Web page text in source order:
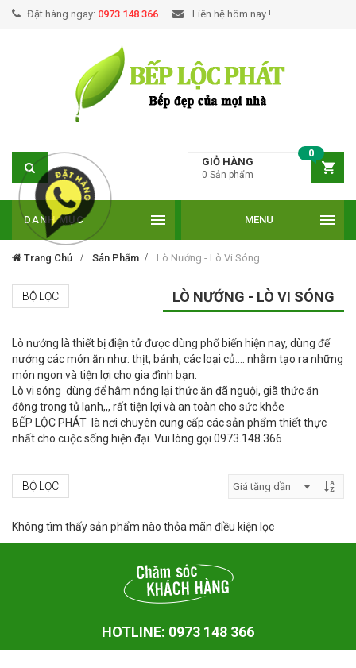
Đặt hàng ngay: 0973 148 366 Liên hệ hôm nay !
GIỎ HÀNG
0
0 Sản phẩm
DANH MỤC MENU
Trang Chủ Sản Phẩm Lò Nướng - Lò Vi Sóng
BỘ LỌC LÒ NƯỚNG - LÒ VI SÓNG
Lò nướng là thiết bị điện tử được dùng phổ biến hiện nay, dùng để
nướng các món ăn như: thịt, bánh, các loại củ…. nhằm tạo ra những
món ngon và tiện lợi cho gia đình bạn.
Lò vi sóng dùng để hâm nóng lại thức ăn đã nguội, giã thức ăn
đông trong tủ lạnh,,, rất tiện lợi và an toàn cho sức khỏe
BẾP LỘC PHÁT là nơi chuyên cung cấp các sản phẩm thiết thực
nhất cho cuộc sống hiện đại. Vui lòng gọi 0973.148.366
BỘ LỌC
Không tìm thấy sản phẩm nào thỏa mãn điều kiện lọc
HOTLINE: 0973 148 366